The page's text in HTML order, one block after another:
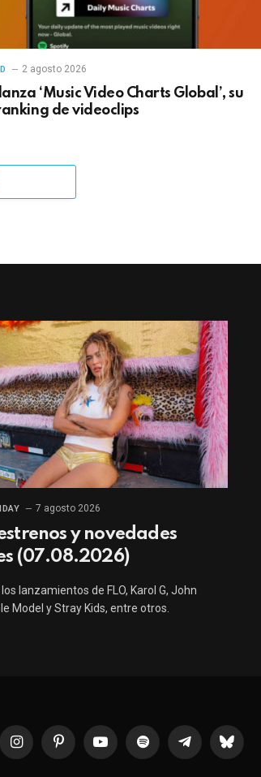
2 agosto 2026
‘Music Video Charts Global’, su
de videoclips
7 agosto 2026
y novedades
(07.08.2026)
lanzamientos de FLO, Karol G, John
Model y Stray Kids, entre otros.
InstagramPinterestYouTubeSpotify TelegramaBluesky